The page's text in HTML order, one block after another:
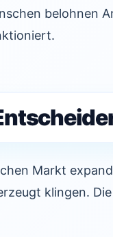
belohnen
Markt
klingen.